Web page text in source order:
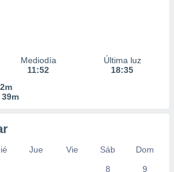
Mediodía
11:52
Última luz
18:35
39m
Jue Vie Sáb
Dom
8
9